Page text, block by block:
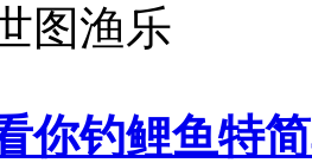
图渔乐
你钓鲤鱼特